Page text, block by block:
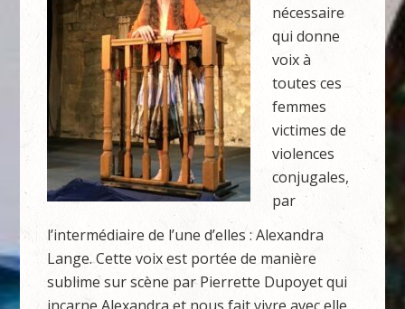
nécessaire
qui donne
voix à
toutes ces
femmes
victimes de
violences
conjugales,
par
l’intermédiaire de l’une d’elles : Alexandra
Lange. Cette voix est portée de manière
sublime sur scène par Pierrette Dupoyet qui